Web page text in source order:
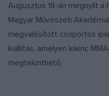
Augusztus 18-án megnyílt a
Magyar Művészeti
megvalósított csoportos
kiállítás, amelyen kilenc
megtekinthető.